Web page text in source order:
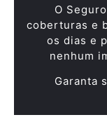
O
coberturas e
os dias e
nenhum
Garanta